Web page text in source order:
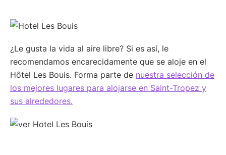
¿Le gusta la vida al aire libre? Si es así, le
recomendamos encarecidamente que se aloje en el
Hôtel Les Bouis. Forma parte de nuestra selección de
los mejores lugares para alojarse en Saint-Tropez y
sus alrededores.